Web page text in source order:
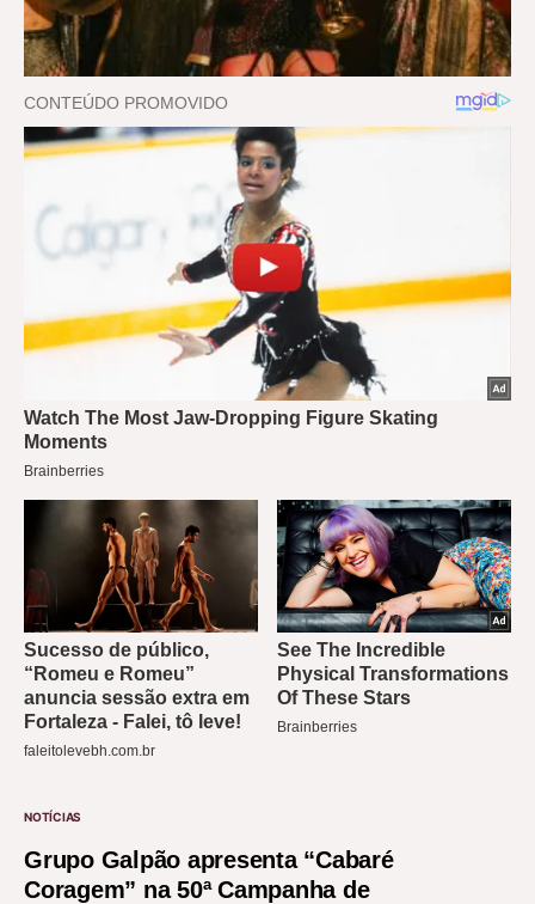
NOTÍCIAS
Grupo Galpão apresenta “Cabaré
Coragem” na 50ª Campanha de